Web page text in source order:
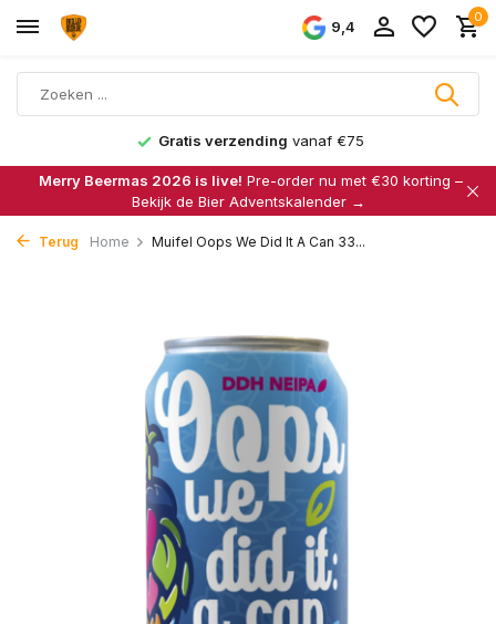
9,4
0
Gratis verzending vanaf €75
Merry Beermas 2026 is live! Pre-order nu met €30 korting –
Bekijk de Bier Adventskalender →
Terug Home Muifel Oops We Did It A Can 33...